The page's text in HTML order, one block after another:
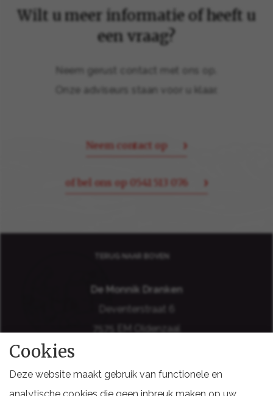
Wilt u meer informatie of heeft u
een vraag?
Neem gerust contact met ons op.
Onze adviseurs staan voor u klaar.
Neem contact op
of bel ons op 0541 513 076
De Monnik Dranken
Deventerstraat 6
7575 EM Oldenzaal
Cookies
Deze website maakt gebruik van functionele en